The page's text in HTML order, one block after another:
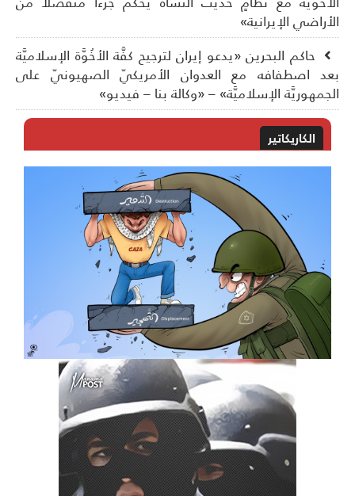
الإيرانية»
حاكم البحرين «يدعو إيران لترجيح كفَّة الأخُوَّة الإسلاميَّة
اصطفافه مع العدوان الأمريكيّ الصهيونيّ على
الإسلاميَّة» – «وكالة بنا – فيديو»
الكاريكاتير